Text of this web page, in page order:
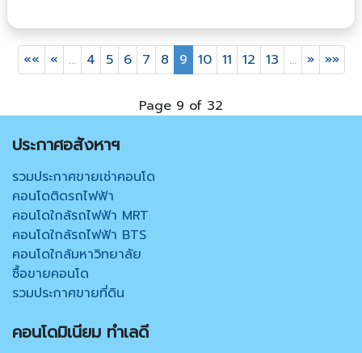
«« « … 4 5 6 7 8 9 10 11 12 13 … » »»
Page 9 of 32
ประกาศอสังหาฯ
รวมประกาศขายเช่าคอนโด
คอนโดติดรถไฟฟ้า
คอนโดใกล้รถไฟฟ้า MRT
คอนโดใกล้รถไฟฟ้า BTS
คอนโดใกล้มหาวิทยาลัย
ซื้อขายคอนโด
รวมประกาศขายที่ดิน
คอนโดมิเนียม ทำเลดี